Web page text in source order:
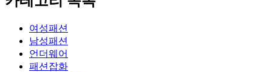
여성패션
남성패션
언더웨어
패션잡화